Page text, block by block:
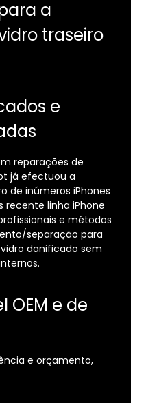
a
traseiro
e
reparações de
já efectuou a
de inúmeros iPhones
recente linha iPhone
e métodos
separação para
danificado sem
OEM e de
e orçamento,